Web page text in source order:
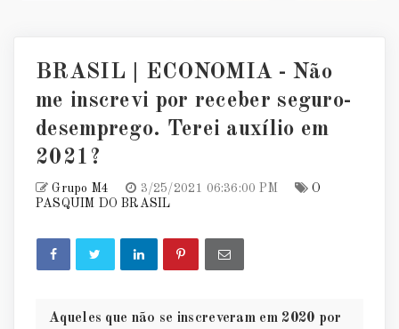
BRASIL | ECONOMIA - Não
me inscrevi por receber seguro-
desemprego. Terei auxílio em
2021?
Grupo M4 3/25/2021 06:36:00 PM
O
PASQUIM DO BRASIL
Aqueles que não se inscreveram em 2020 por